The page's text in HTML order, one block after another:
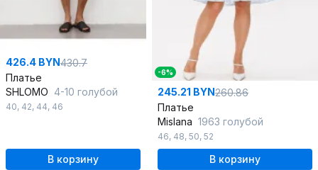
426.4 BYN430.7
Платье
SHLOMO 4-10 голубой
40, 42, 44, 46
В корзину
-6%
245.21 BYN260.86
Платье
Mislana 1963 голубой
46, 48, 50, 52
В корзину